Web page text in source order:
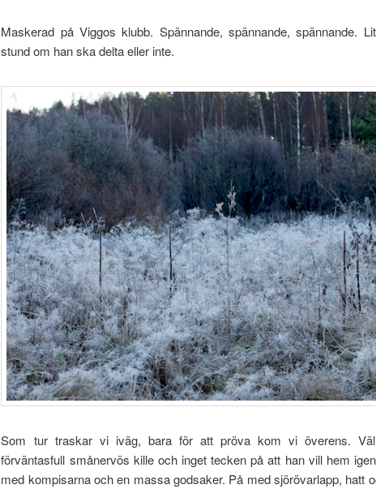
Maskerad på Viggos klubb. Spännande, spännande, spännande.
stund om han ska delta eller inte.
Som tur traskar vi iväg, bara för att pröva kom vi överens.
förväntasfull smånervös kille och inget tecken på att han vill hem
med kompisarna och en massa godsaker. På med sjörövarlapp, hatt